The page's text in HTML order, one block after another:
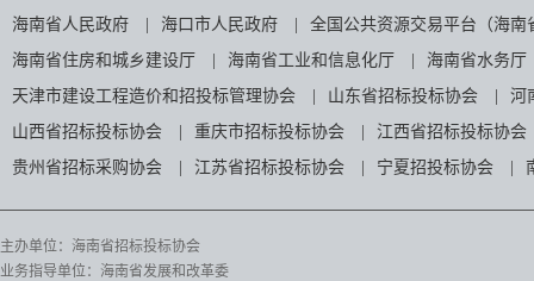
海南省人民政府 海口市人民政府
全国公共资源交易平台（海南
海南省住房和城乡建设厅
海南省工业和信息化厅
海南省水务厅
天津市建设工程造价和招投标管理协会
山东省招标投标协会
河
山西省招标投标协会
重庆市招标投标协会
江西省招标投标协会
贵州省招标采购协会
江苏省招标投标协会 宁夏招投标协会
主办单位：海南省招标投标协会
业务指导单位：海南省发展和改革委